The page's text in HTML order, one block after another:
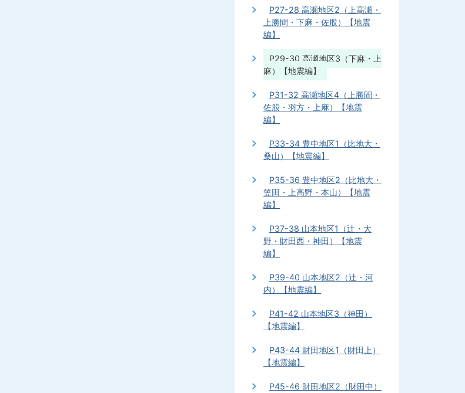
P27-28 高瀬地区2（上高瀬・
上勝間・下麻・佐股）【地震
編】
P29-30 高瀬地区3（下麻・上
麻）【地震編】
P31-32 高瀬地区4（上勝間・
佐股・羽方・上麻）【地震
編】
P33-34 豊中地区1（比地大・
桑山）【地震編】
P35-36 豊中地区2（比地大・
笠田・上高野・本山）【地震
編】
P37-38 山本地区1（辻・大
野・財田西・神田）【地震
編】
P39-40 山本地区2（辻・河
内）【地震編】
P41-42 山本地区3（神田）
【地震編】
P43-44 財田地区1（財田上）
【地震編】
P45-46 財田地区2（財田中）